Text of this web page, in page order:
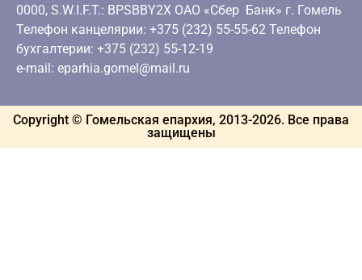
0000, S.W.I.F.T.: BPSBBY2X ОАО «Сбер Банк» г. Гомель
Телефон канцелярии: +375 (232) 55-55-62 Телефон
бухгалтерии: +375 (232) 55-12-19
e-mail: eparhia.gomel@mail.ru
Copyright © Гомельская епархия, 2013-2026. Все права
защищены